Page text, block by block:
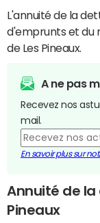
L'annuité de la
d'emprunts et du
de Les Pineaux.
A ne pas
Recevez nos
mail.
En savoir plus sur
Annuité de
Pineaux